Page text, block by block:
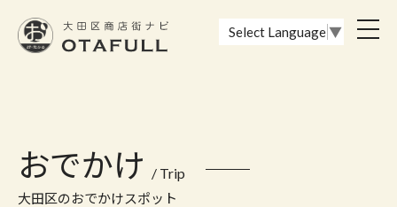
Select Language ▼
おでかけ / Trip
大田区のおでかけスポット